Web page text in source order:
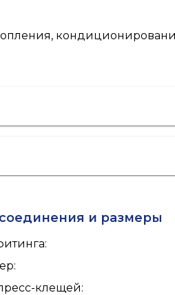
и размеры
:
:
клещей: